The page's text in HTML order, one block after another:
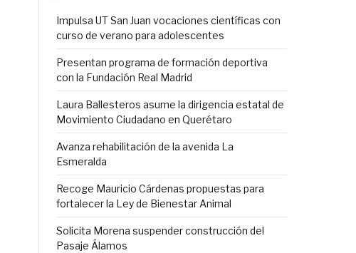
Impulsa UT San Juan vocaciones científicas con
curso de verano para adolescentes
Presentan programa de formación deportiva
con la Fundación Real Madrid
Laura Ballesteros asume la dirigencia estatal de
Movimiento Ciudadano en Querétaro
Avanza rehabilitación de la avenida La
Esmeralda
Recoge Mauricio Cárdenas propuestas para
fortalecer la Ley de Bienestar Animal
Solicita Morena suspender construcción del
Pasaje Álamos